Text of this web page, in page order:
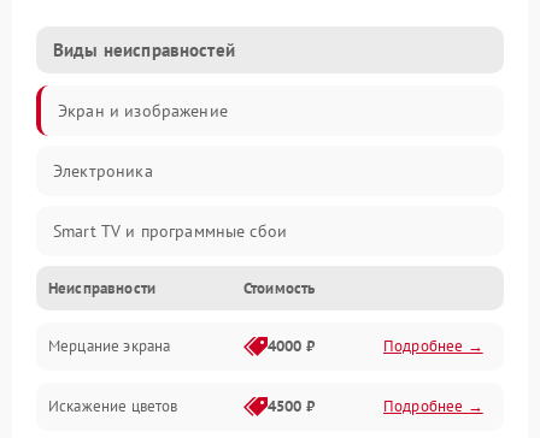
Виды неисправностей
Экран и изображение
Электроника
Smart TV и программные сбои
Питание и запуск
Подсветка и LED-модули
Звук и аудиосистема
Неисправности Стоимость
Мерцание экрана 4000 ₽ Подробнее →
Искажение цветов 4500 ₽ Подробнее →